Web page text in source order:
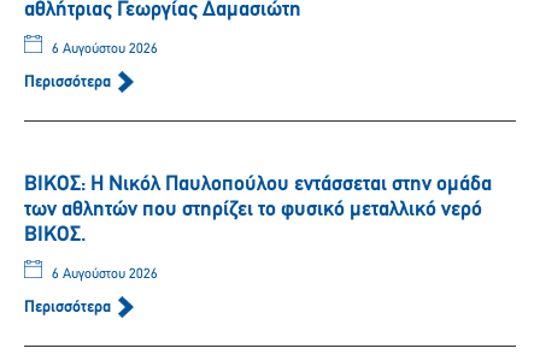
αθλήτριας Γεωργίας Δαμασιώτη
6 Αυγούστου 2026
Περισσότερα
ΒΙΚΟΣ: Η Νικόλ Παυλοπούλου εντάσσεται στην ομάδα
των αθλητών που στηρίζει το φυσικό μεταλλικό νερό
ΒΙΚΟΣ.
6 Αυγούστου 2026
Περισσότερα